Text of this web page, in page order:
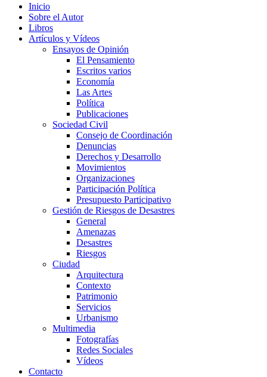
Inicio
Sobre el Autor
Libros
Artículos y Vídeos
Ensayos de Opinión
El Pensamiento
Escritos varios
Economía
Las Artes
Política
Publicaciones
Sociedad Civil
Consejo de Coordinación
Denuncias
Derechos y Desarrollo
Movimientos
Organizaciones
Participación Política
Presupuesto Participativo
Gestión de Riesgos de Desastres
General
Amenazas
Desastres
Riesgos
Ciudad
Arquitectura
Contexto
Patrimonio
Servicios
Urbanismo
Multimedia
Fotografías
Redes Sociales
Vídeos
Contacto